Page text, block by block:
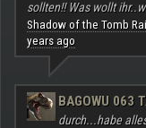
sollten!! Was wollt
Shadow of the Tomb
years ago
BAGOWU 063
durch...habe